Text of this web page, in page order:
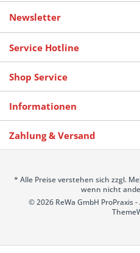
Newsletter
Service Hotline
Shop Service
Informationen
Zahlung & Versand
* Alle Preise verstehen sich zzgl.
wenn nicht
© 2026 ReWa GmbH ProPraxis